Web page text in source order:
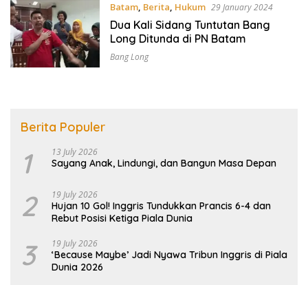
Batam, Berita, Hukum 29 January 2024
Dua Kali Sidang Tuntutan Bang
Long Ditunda di PN Batam
Bang Long
Berita Populer
1 13 July 2026
Sayang Anak, Lindungi, dan Bangun Masa Depan
2 19 July 2026
Hujan 10 Gol! Inggris Tundukkan Prancis 6-4 dan
Rebut Posisi Ketiga Piala Dunia
3 19 July 2026
‘Because Maybe’ Jadi Nyawa Tribun Inggris di Piala
Dunia 2026